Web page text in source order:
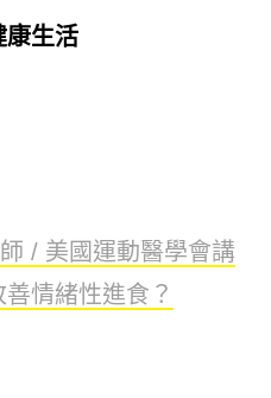
康生活
/ 美國運動醫學會講
情緒性進食？